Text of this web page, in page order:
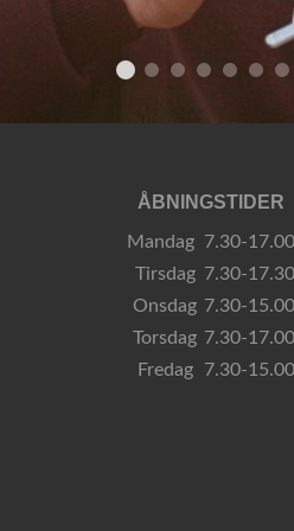
ÅBNINGSTIDER
Mandag 7.30-17.00
Tirsdag 7.30-17.30
Onsdag 7.30-15.00
Torsdag 7.30-17.00
Fredag
7.30-15.00